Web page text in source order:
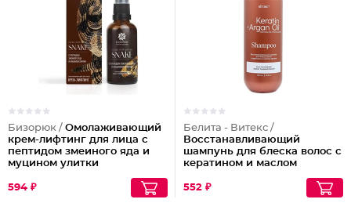
Бизорюк / Омолаживающий
крем-лифтинг для лица с
пептидом змеиного яда и
муцином улитки
594 ₽
Белита - Витекс /
Восстанавливающий
шампунь для блеска волос с
кератином и маслом
552 ₽